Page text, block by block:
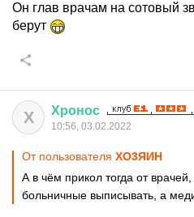
Он глав врачам на сотовый
берут
Х Хронос
10:56, 03.02.2022
От пользователя XО3ЯИH
А в чём прикол тогда от
больничные выписывать, а